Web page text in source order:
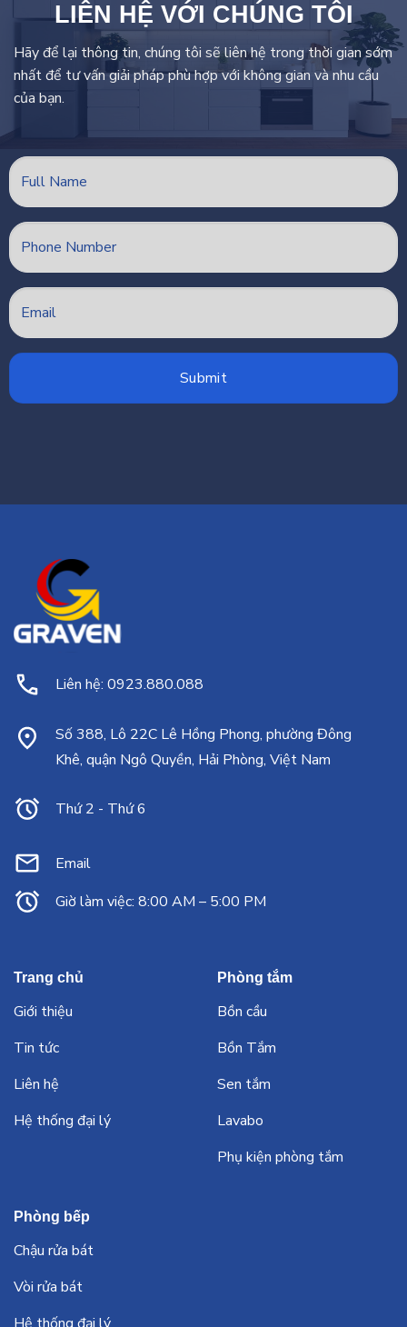
LIÊN HỆ VỚI CHÚNG TÔI
Hãy để lại thông tin, chúng tôi sẽ liên hệ trong thời gian sớm
nhất để tư vấn giải pháp phù hợp với không gian và nhu cầu
của bạn.
Liên hệ: 0923.880.088
Số 388, Lô 22C Lê Hồng Phong, phường Đông
Khê, quận Ngô Quyền, Hải Phòng, Việt Nam
Thứ 2 - Thứ 6
Email
Giờ làm việc: 8:00 AM – 5:00 PM
Trang chủ
Giới thiệu
Tin tức
Liên hệ
Hệ thống đại lý
Phòng tắm
Bồn cầu
Bồn Tắm
Sen tắm
Lavabo
Phụ kiện phòng tắm
Phòng bếp
Chậu rửa bát
Vòi rửa bát
Hệ thống đại lý